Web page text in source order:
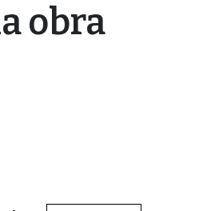
obra